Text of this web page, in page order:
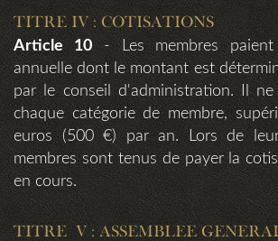
TITRE IV : COTISATIONS
Article 10- Les membres paient
annuelle dont le montant est
par le conseil d'administration. Il
chaque catégorie de membre,
euros (500 €) par an. Lors de
membres sont tenus de payer la
en cours.
TITRE V : ASSEMBLEE